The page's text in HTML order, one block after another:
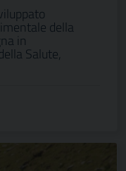
della
in
Salute,